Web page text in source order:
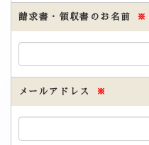
請求書・領収書のお名前 ※
メールアドレス ※